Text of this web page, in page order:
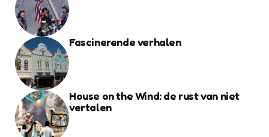
Fascinerende verhalen
House on the Wind: de rust van niet
vertalen